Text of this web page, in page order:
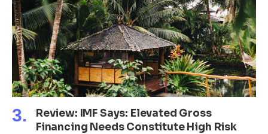
Review: IMF Says: Elevated Gross
Financing Needs Constitute High Risk